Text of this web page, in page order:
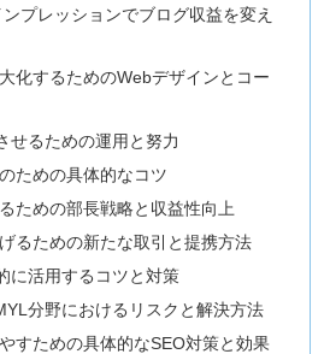
プレッションでブログ収益を変え
化するためのWebデザインとコー
せるための運用と努力
ための具体的なコツ
ための部長戦略と収益性向上
るための新たな取引と提携方法
に活用するコツと対策
分野におけるリスクと解決方法
すための具体的なSEO対策と効果